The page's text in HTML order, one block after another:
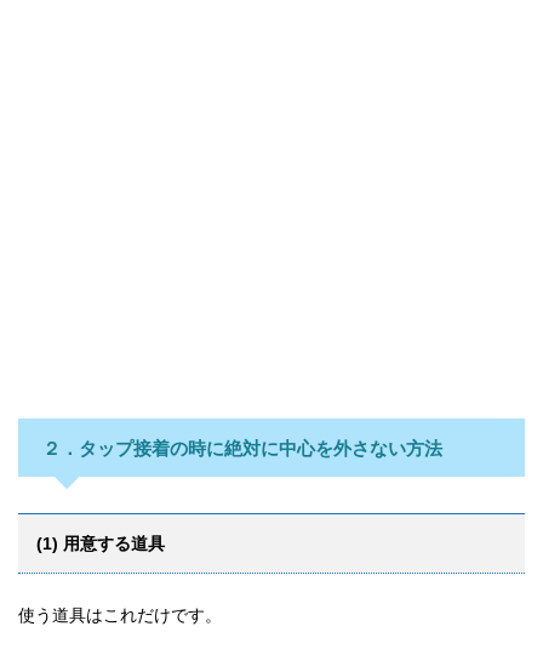
２．タップ接着の時に絶対に中心を外さない方法
(1) 用意する道具
使う道具はこれだけです。